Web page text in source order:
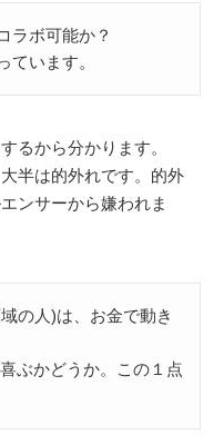
ラボ可能か？
ています。
るから分かります。
半は的外れです。的外
ンサーから嫌われま
の人)は、お金で動き
ぶかどうか。この１点